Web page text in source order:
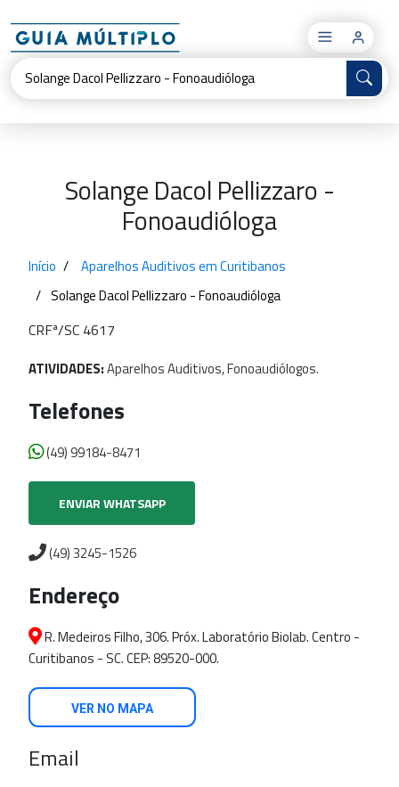
×
Solange Dacol Pellizzaro -
Fonoaudióloga
Início
Aparelhos Auditivos em Curitibanos
Solange Dacol Pellizzaro - Fonoaudióloga
CRFª/SC 4617
ATIVIDADES:AparelhosAuditivos,Fonoaudiólogos.
Telefones
(49) 99184-8471
ENVIAR WHATSAPP
(49) 3245-1526
Endereço
R. Medeiros Filho, 306. Próx. Laboratório Biolab. Centro -
Curitibanos - SC. CEP: 89520-000.
VER NO MAPA
Email